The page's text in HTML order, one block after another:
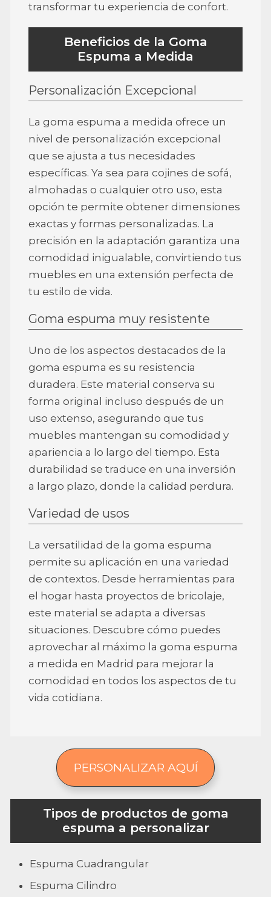
transformar tu experiencia de confort.
Beneficios de la Goma
Espuma a Medida
Personalización Excepcional
La goma espuma a medida ofrece un
nivel de personalización excepcional
que se ajusta a tus necesidades
específicas. Ya sea para cojines de sofá,
almohadas o cualquier otro uso, esta
opción te permite obtener dimensiones
exactas y formas personalizadas. La
precisión en la adaptación garantiza una
comodidad inigualable, convirtiendo tus
muebles en una extensión perfecta de
tu estilo de vida.
Goma espuma muy resistente
Uno de los aspectos destacados de la
goma espuma es su resistencia
duradera. Este material conserva su
forma original incluso después de un
uso extenso, asegurando que tus
muebles mantengan su comodidad y
apariencia a lo largo del tiempo. Esta
durabilidad se traduce en una inversión
a largo plazo, donde la calidad perdura.
Variedad de usos
La versatilidad de la goma espuma
permite su aplicación en una variedad
de contextos. Desde herramientas para
el hogar hasta proyectos de bricolaje,
este material se adapta a diversas
situaciones. Descubre cómo puedes
aprovechar al máximo la goma espuma
a medida en Madrid para mejorar la
comodidad en todos los aspectos de tu
vida cotidiana.
PERSONALIZAR AQUÍ
Tipos de productos de goma
espuma a personalizar
Espuma Cuadrangular
Espuma Cilindro